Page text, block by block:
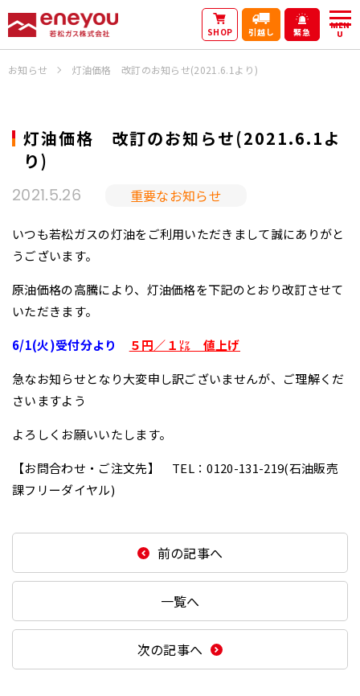
SHOP 引越し 緊急
MEN
U
お知らせ 灯油価格 改訂のお知らせ(2021.6.1より)
2021.5.26 重要なお知らせ
灯油価格 改訂のお知らせ(2021.6.1よ
り)
いつも若松ガスの灯油をご利用いただきまして誠にありがと
うございます。
原油価格の高騰により、灯油価格を下記のとおり改訂させて
いただきます。
6/1(火)受付分より
５円／１㍑ 値上げ
急なお知らせとなり大変申し訳ございませんが、ご理解くだ
さいますよう
よろしくお願いいたします。
【お問合わせ・ご注文先】 TEL：0120-131-219(石油販売
課フリーダイヤル)
前の記事へ
一覧へ
次の記事へ